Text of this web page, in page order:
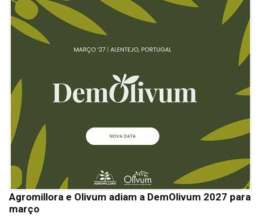
Agromillora e Olivum adiam a DemOlivum 2027 para
março